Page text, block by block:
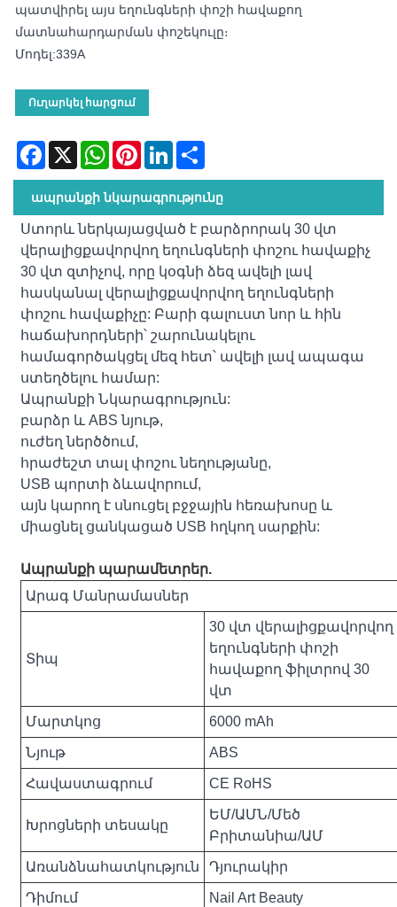
պատվիրել այս եղունգների փոշի հավաքող
մատնահարդարման փոշեկուլը։
Մոդել:339A
Ուղարկել հարցում
Facebook
X WhatsAppPinterestLinkedIn
ապրանքի նկարագրությունը
Ստորև ներկայացված է բարձրորակ 30 վտ
վերալիցքավորվող եղունգների փոշու հավաքիչ
30 վտ զտիչով, որը կօգնի ձեզ ավելի լավ
հասկանալ վերալիցքավորվող եղունգների
փոշու հավաքիչը: Բարի գալուստ նոր և հին
հաճախորդների՝ շարունակելու
համագործակցել մեզ հետ՝ ավելի լավ ապագա
ստեղծելու համար:
Ապրանքի Նկարագրություն:
բարձր և ABS նյութ,
ուժեղ ներծծում,
հրաժեշտ տալ փոշու նեղությանը,
USB պորտի ձևավորում,
այն կարող է սնուցել բջջային հեռախոսը և
միացնել ցանկացած USB հղկող սարքին:
Ապրանքի պարամետրեր.
Արագ Մանրամասներ
Տիպ
30 վտ վերալիցքավորվող
եղունգների փոշի
հավաքող ֆիլտրով 30
վտ
Մարտկոց 6000 mAh
Նյութ ABS
Հավաստագրում CE RoHS
Խրոցների տեսակը
ԵՄ/ԱՄՆ/Մեծ
Բրիտանիա/ԱՄ
Առանձնահատկություն Դյուրակիր
Դիմում Nail Art Beauty